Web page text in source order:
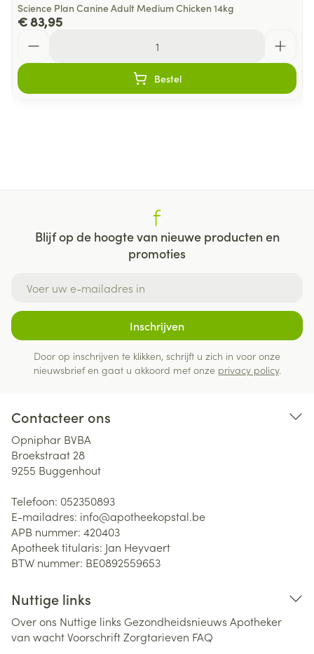
Science Plan Canine Adult Medium Chicken 14kg
€ 83,95
Bestel
Blijf op de hoogte van nieuwe producten en
promoties
Inschrijven
Door op inschrijven te klikken, schrijft u zich in voor onze
nieuwsbrief en gaat u akkoord met onze privacy policy.
Contacteer ons
Opniphar BVBA
Broekstraat 28
9255 Buggenhout
Telefoon: 052350893
E-mailadres: info@apotheekopstal.be
APB nummer: 420403
Apotheek titularis: Jan Heyvaert
BTW nummer: BE0892559653
Nuttige links
Over ons Nuttige links Gezondheidsnieuws Apotheker
van wachtVoorschriftZorgtarieven FAQ